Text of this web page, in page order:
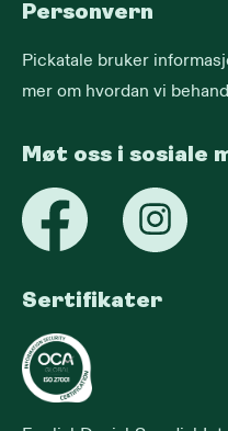
Personvern
Pickatale bruker
mer om hvordan vi
Møt oss i sosiale
Sertifikater